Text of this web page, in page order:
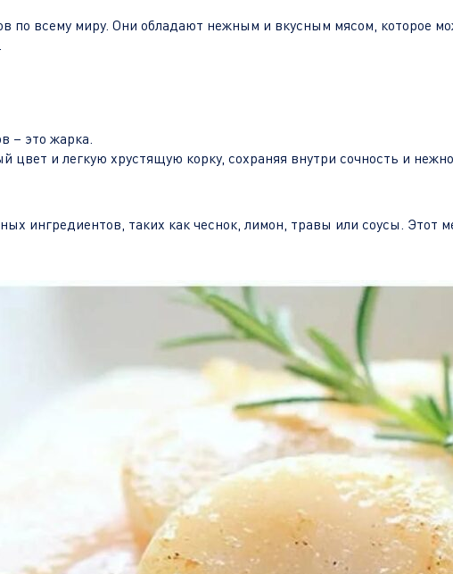
по всему миру. Они обладают нежным и вкусным мясом, которое
– это жарка.
цвет и легкую хрустящую корку, сохраняя внутри сочность и
ингредиентов, таких как чеснок, лимон, травы или соусы. Этот